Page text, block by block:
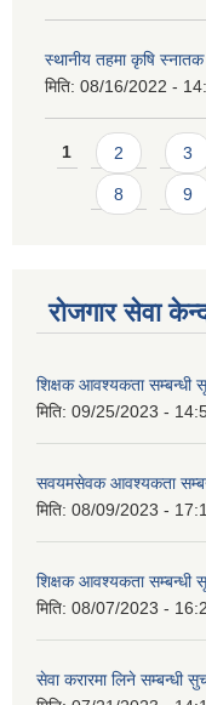
स्थानीय तहमा कृषि स्नातक
मिति: 08/16/2022 -
Pages
1 2 3
8 9
रोजगार सेवा
शिक्षक आवश्यकता सम्बन्धी
मिति: 09/25/2023 -
सवयमसेवक आवश्यकता
मिति: 08/09/2023 -
शिक्षक आवश्यकता सम्बन्धी
मिति: 08/07/2023 -
सेवा करारमा लिने सम्बन्धी